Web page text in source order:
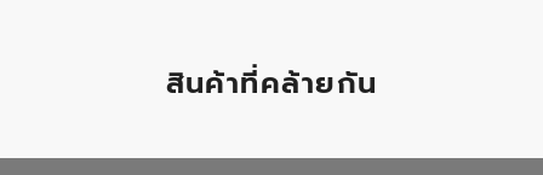
สินค้าที่คล้ายกัน